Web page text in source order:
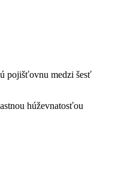
pojišťovnu medzi šesť
húževnatosťou